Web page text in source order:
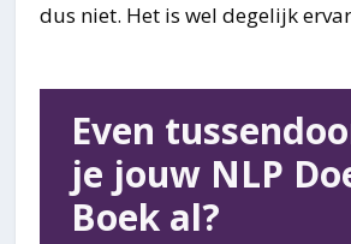
dus niet. Het is wel degelijk
Even
je jouw NLP
Boek al?